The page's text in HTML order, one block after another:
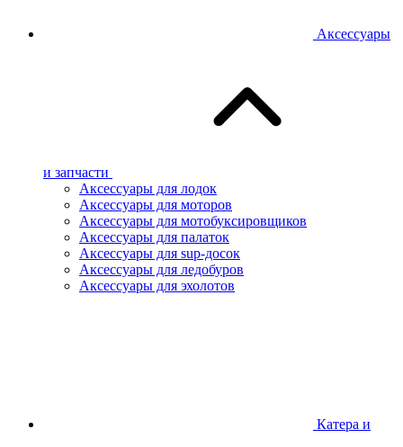
Аксессуары
и запчасти
Аксессуары для лодок
Аксессуары для моторов
Аксессуары для мотобуксировщиков
Аксессуары для палаток
Аксессуары для sup-досок
Аксессуары для ледобуров
Аксессуары для эхолотов
Катера и